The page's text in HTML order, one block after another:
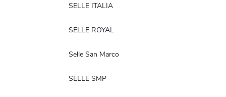
SELLE ITALIA
SELLE ROYAL
Selle San Marco
SELLE SMP